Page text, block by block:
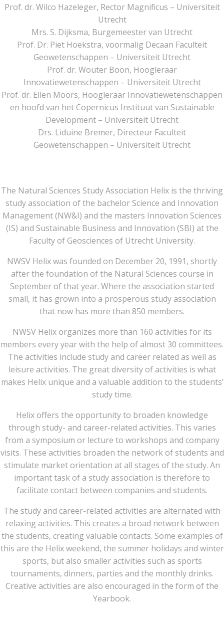
Prof. dr. Wilco Hazeleger, Rector Magnificus – Universiteit
Utrecht
Mrs. S. Dijksma, Burgemeester van Utrecht
Prof. Dr. Piet Hoekstra, voormalig Decaan Faculteit
Geowetenschappen – Universiteit Utrecht
Prof. dr. Wouter Boon, Hoogleraar
Innovatiewetenschappen – Universiteit Utrecht
Prof. dr. Ellen Moors, Hoogleraar Innovatiewetenschappen
en hoofd van het Copernicus Instituut van Sustainable
Development – Universiteit Utrecht
Drs. Liduine Bremer, Directeur Faculteit
Geowetenschappen – Universiteit Utrecht
The Natural Sciences Study Association Helix is ​​the thriving
study association of the bachelor Science and Innovation
Management (NW&I) and the masters Innovation Sciences
(IS) and Sustainable Business and Innovation (SBI) at the
Faculty of Geosciences of Utrecht University.
NWSV Helix was founded on December 20, 1991, shortly
after the foundation of the Natural Sciences course in
September of that year. Where the association started
small, it has grown into a prosperous study association
that now has more than 850 members.
NWSV Helix organizes more than 160 activities for its
members every year with the help of almost 30 committees.
The activities include study and career related as well as
leisure activities. The great diversity of activities is what
makes Helix unique and a valuable addition to the students’
study time.
Helix offers the opportunity to broaden knowledge
through study- and career-related activities. This varies
from a symposium or lecture to workshops and company
visits. These activities broaden the network of students and
stimulate market orientation at all stages of the study. An
important task of a study association is therefore to
facilitate contact between companies and students.
The study and career-related activities are alternated with
relaxing activities. This creates a broad network between
the students, creating valuable contacts. Some examples of
this are the Helix weekend, the summer holidays and winter
sports, but also smaller activities such as sports
tournaments, dinners, parties and the monthly drinks.
Creative activities are also encouraged in the form of the
Yearbook.